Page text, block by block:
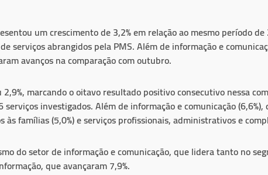
um crescimento de 3,2% em relação ao mesmo período
serviços abrangidos pela PMS. Além de informação e
avanços na comparação com outubro.
marcando o oitavo resultado positivo consecutivo nessa
investigados. Além de informação e comunicação
famílias (5,0%) e serviços profissionais, administrativos e
do setor de informação e comunicação, que lidera tanto no
que avançaram 7,9%.